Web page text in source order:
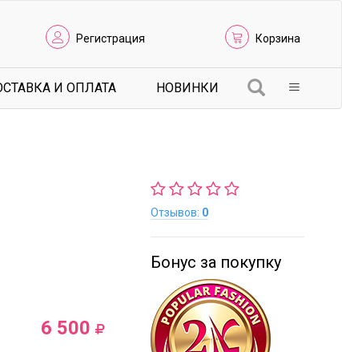
Регистрация Корзина
И ОПЛАТА НОВИНКИ
6 500
Отзывов: 0
Бонус за покупку